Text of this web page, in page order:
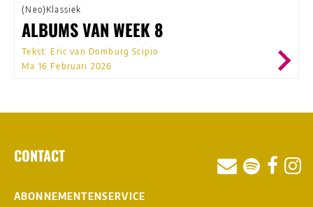
(Neo)Klassiek
ALBUMS VAN WEEK 8
Tekst: Eric van Domburg Scipio
Ma 16 Februari 2026
CONTACT
ABONNEMENTENSERVICE